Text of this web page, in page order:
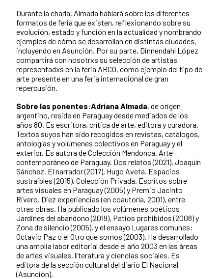
Durante la charla, Almada hablará sobre los diferentes
formatos de feria que existen, reflexionando sobre su
evolución, estado y función en la actualidad y nombrando
ejemplos de cómo se desarrollan en distintas ciudades,
incluyendo en Asunción. Por su parte, Dinnendahl López
compartirá con nosotrxs su selección de artistas
representadxs en la feria ARCO, como ejemplo del tipo de
arte presente en una feria internacional de gran
repercusión.
Sobre las ponentes:Adriana Almada, de origen
argentino, reside en Paraguay desde mediados de los
años 80. Es escritora, crítica de arte, editora y curadora.
Textos suyos han sido recogidos en revistas, catálogos,
antologías y volúmenes colectivos en Paraguay y el
exterior. Es autora de Colección Mendonca. Arte
contemporáneo de Paraguay. Dos relatos (2021), Joaquín
Sánchez. El narrador (2017), Hugo Aveta. Espacios
sustraibles (2015), Colección Privada. Escritos sobre
artes visuales en Paraguay (2005) y Premio Jacinto
Rivero. Diez experiencias (en coautoría, 2001), entre
otras obras. Ha publicado los volúmenes poéticos
Jardines del abandono (2019), Patios prohibidos (2008) y
Zona de silencio (2005), y el ensayo Lugares comunes:
Octavio Paz o el Otro que somos (2003). Ha desarrollado
una amplia labor editorial desde el año 2003 en las áreas
de artes visuales, literatura y ciencias sociales. Es
editora de la sección cultural del diario El Nacional
(Asunción).